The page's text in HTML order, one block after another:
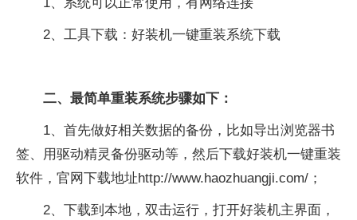
2、工具下载：好装机一键重装系统下载
二、最简单重装系统步骤如下：
1、首先做好相关数据的备份，比如导出浏览器书
签、用驱动精灵备份驱动等，然后下载好装机一键重装
软件，官网下载地址http://www.haozhuangji.com/；
2、下载到本地，双击运行，打开好装机主界面，